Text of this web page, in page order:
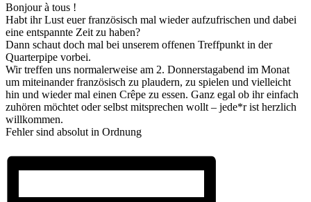
Bonjour à tous !
Habt ihr Lust euer französisch mal wieder aufzufrischen und dabei
eine entspannte Zeit zu haben?
Dann schaut doch mal bei unserem offenen Treffpunkt in der
Quarterpipe vorbei.
Wir treffen uns normalerweise am 2. Donnerstagabend im Monat
um miteinander französisch zu plaudern, zu spielen und vielleicht
hin und wieder mal einen Crêpe zu essen. Ganz egal ob ihr einfach
zuhören möchtet oder selbst mitsprechen wollt – jede*r ist herzlich
willkommen.
Fehler sind absolut in Ordnung